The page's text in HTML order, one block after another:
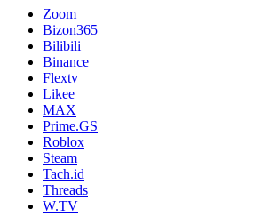
Zoom
Bizon365
Bilibili
Binance
Flextv
Likee
MAX
Prime.GS
Roblox
Steam
Tach.id
Threads
W.TV